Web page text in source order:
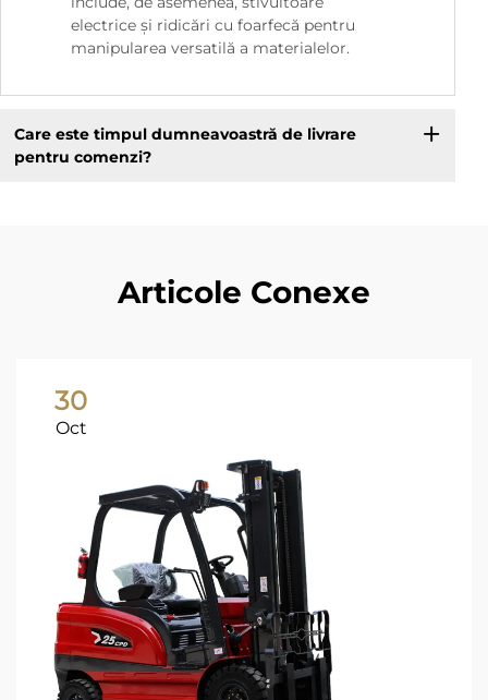
electrice și ridicări cu foarfecă pentru
manipularea versatilă a materialelor.
Care este timpul dumneavoastră de livrare
pentru comenzi?
Articole Conexe
30
Oct